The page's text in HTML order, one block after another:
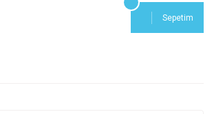
Sepetim